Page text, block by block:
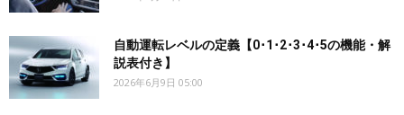
自動運転レベルの定義【0･1･2･3･4･5の機能・解
説表付き】
2026年6月9日 05:00